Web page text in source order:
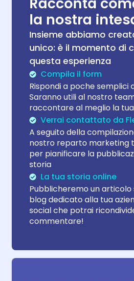
la nostra
Insieme abbiamo
unico: è il momento di
questa esperienza
Compila il form
Rispondi a poche semplici
Saranno utili al nostro
raccontare al meglio la
Verrai contattato da
A seguito della
nostro reparto marketing
per pianificare la
storia
La tua storia online
Pubblicheremo un articolo
blog dedicato alla tua
social che potrai
commentare!